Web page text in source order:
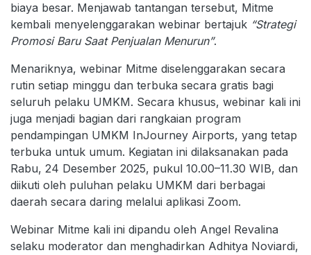
biaya besar. Menjawab tantangan tersebut, Mitme
kembali menyelenggarakan webinar bertajuk “Strategi
Promosi Baru Saat Penjualan Menurun”.
Menariknya, webinar Mitme diselenggarakan secara
rutin setiap minggu dan terbuka secara gratis bagi
seluruh pelaku UMKM. Secara khusus, webinar kali ini
juga menjadi bagian dari rangkaian program
pendampingan UMKM InJourney Airports, yang tetap
terbuka untuk umum. Kegiatan ini dilaksanakan pada
Rabu, 24 Desember 2025, pukul 10.00–11.30 WIB, dan
diikuti oleh puluhan pelaku UMKM dari berbagai
daerah secara daring melalui aplikasi Zoom.
Webinar Mitme kali ini dipandu oleh Angel Revalina
selaku moderator dan menghadirkan Adhitya Noviardi,